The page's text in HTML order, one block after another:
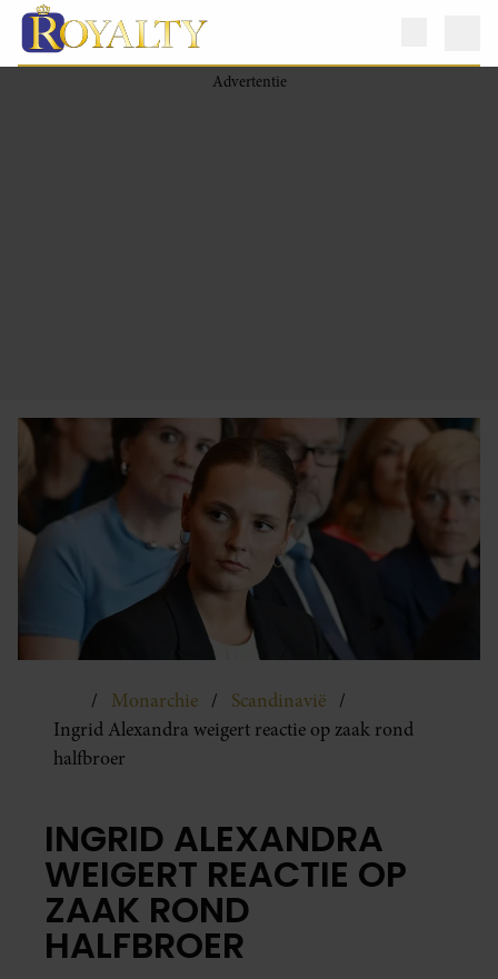
Monarchie
Scandinavië
Ingrid Alexandra weigert reactie op zaak rond
halfbroer
INGRID ALEXANDRA
WEIGERT REACTIE OP
ZAAK ROND
HALFBROER